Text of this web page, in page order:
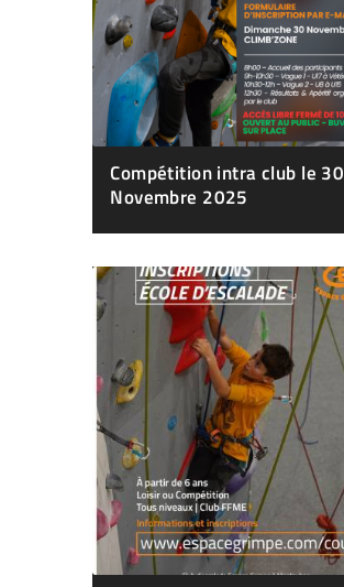
Compétition intra club le 30
Novembre 2025